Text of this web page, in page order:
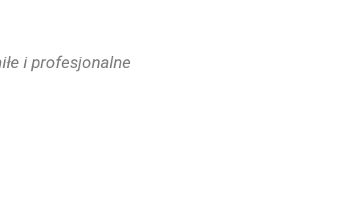
i profesjonalne